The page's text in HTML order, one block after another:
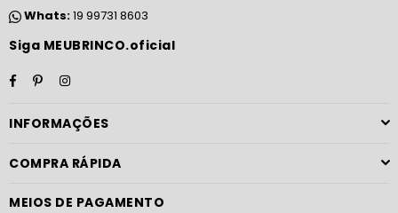
Whats:19 99731 8603
Siga MEUBRINCO.oficial
Facebook
PinterestInstagram
INFORMAÇÕES
COMPRA RÁPIDA
MEIOS DE PAGAMENTO